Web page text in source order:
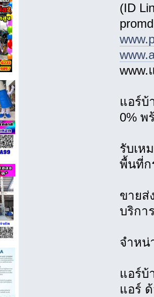
(ID
www.
แอร์บ้
0% พ
รับเห
พื้นที่ก
ขายส่
บริกา
จำหน่
แอร์บ้
แอร์